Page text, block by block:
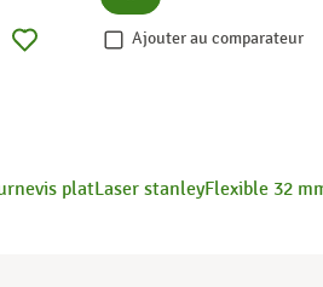
Ajouter au comparateur
platLaser stanleyFlexible 32